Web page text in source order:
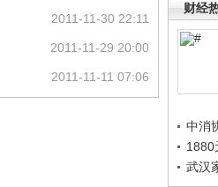
财经
中消
1880
武汉
2011-11-30 22:11
2011-11-29 20:00
2011-11-11 07:06